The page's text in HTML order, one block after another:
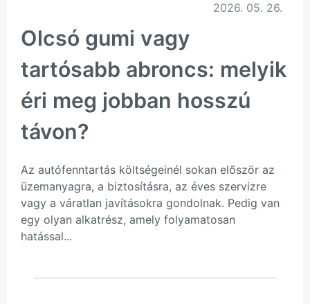
2026. 05. 26.
Olcsó gumi vagy
tartósabb abroncs: melyik
éri meg jobban hosszú
távon?
Az autófenntartás költségeinél sokan először az
üzemanyagra, a biztosításra, az éves szervizre
vagy a váratlan javításokra gondolnak. Pedig van
egy olyan alkatrész, amely folyamatosan
hatással...